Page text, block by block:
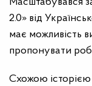
Масштабувався
2.0» від
має можливість
пропонувати
Схожою історією